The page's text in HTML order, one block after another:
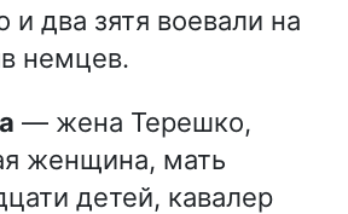
два зятя воевали на
немцев.
— жена Терешко,
женщина, мать
детей, кавалер